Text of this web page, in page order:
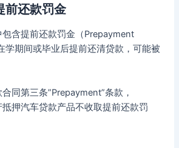
前还款罚金
含提前还款罚金（Prepayment
学期间或毕业后提前还清贷款，可能被
同第三条”Prepayment”条款，
押汽车贷款产品不收取提前还款罚